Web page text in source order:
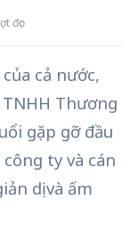
đọc
cả nước,
Thương
gặp gỡ đầu
ty và cán
dị và ấm